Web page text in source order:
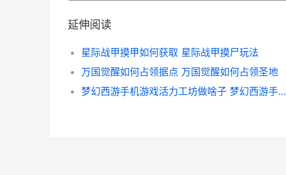
延伸阅读
星际战甲摸甲如何获取 星际战甲摸尸玩法
万国觉醒如何占领据点 万国觉醒如何占领圣地
梦幻西游手机游戏活力工坊做啥子 梦幻西游手机游戏